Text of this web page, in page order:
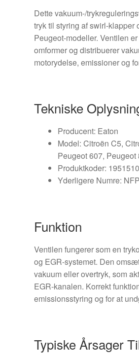
Dette vakuum-/
tryk til styring af swirl-klapper
Peugeot-modeller. Ventilen
omformer og distribuerer
motorydelse, emissioner og
Tekniske
Producent: Eaton
Model: Citroën C5,
Peugeot 607, Peugeot
Produktkoder:
Yderligere Numre: NFP
Funktion
Ventilen fungerer som en
og EGR-systemet. Den
vakuum eller overtryk, som
EGR-kanalen. Korrekt
emissionsstyring og for at
Typiske Årsager